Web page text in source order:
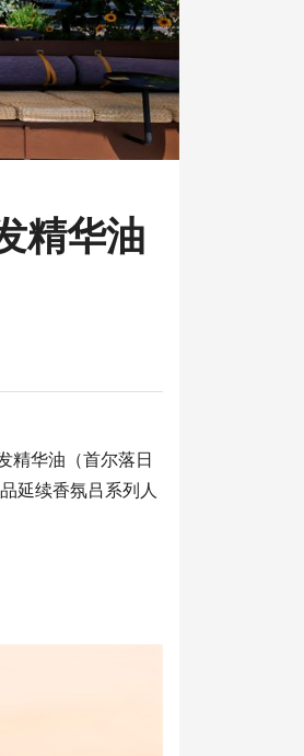
精华油
精华油（首尔落日
延续香氛吕系列人